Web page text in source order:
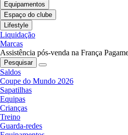
Equipamentos
Espaço do clube
Lifestyle
Liquidação
Marcas
Assistência pós-venda na França
Pesquisar
Saldos
Coupe do Mundo 2026
Sapatilhas
Equipas
Crianças
Treino
Guarda-redes